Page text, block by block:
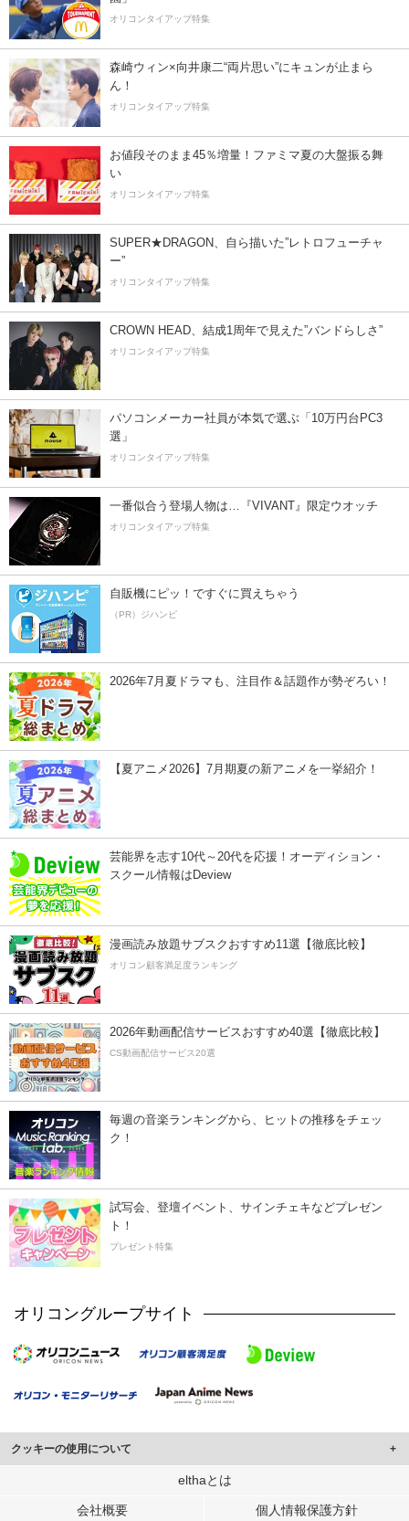
オリコンタイアップ特集
森崎ウィン×向井康二“両片思い”にキュンが止まら
ん！
オリコンタイアップ特集
お値段そのまま45％増量！ファミマ夏の大盤振る舞
い
オリコンタイアップ特集
SUPER★DRAGON、自ら描いた”レトロフューチャ
ー”
オリコンタイアップ特集
CROWN HEAD、結成1周年で見えた”バンドらしさ”
オリコンタイアップ特集
パソコンメーカー社員が本気で選ぶ「10万円台PC3
選」
オリコンタイアップ特集
一番似合う登場人物は…『VIVANT』限定ウオッチ
オリコンタイアップ特集
自販機にピッ！ですぐに買えちゃう
（PR）ジハンピ
2026年7月夏ドラマも、注目作＆話題作が勢ぞろい！
【夏アニメ2026】7月期夏の新アニメを一挙紹介！
芸能界を志す10代～20代を応援！オーディション・
スクール情報はDeview
漫画読み放題サブスクおすすめ11選【徹底比較】
オリコン顧客満足度ランキング
2026年動画配信サービスおすすめ40選【徹底比較】
CS動画配信サービス20選
毎週の音楽ランキングから、ヒットの推移をチェッ
ク！
試写会、登壇イベント、サインチェキなどプレゼン
ト！
プレゼント特集
オリコングループサイト
クッキーの使用について
このサイトでは Cookie を使用して、ユーザーに合わせたコンテンツや広告の
行っています。
elthaとは
会社概要 個人情報保護方針